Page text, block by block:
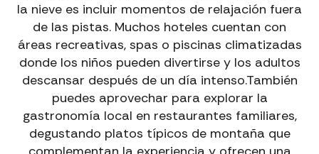
la nieve es incluir momentos de relajación fuera
de las pistas. Muchos hoteles cuentan con
áreas recreativas, spas o piscinas climatizadas
donde los niños pueden divertirse y los adultos
descansar después de un día intenso.También
puedes aprovechar para explorar la
gastronomía local en restaurantes familiares,
degustando platos típicos de montaña que